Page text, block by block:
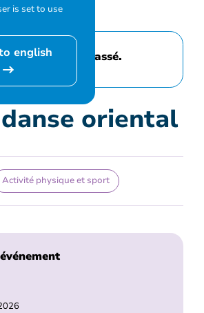
is set to use
english
danse oriental
événement est passé.
oriental
Activité physique et sport